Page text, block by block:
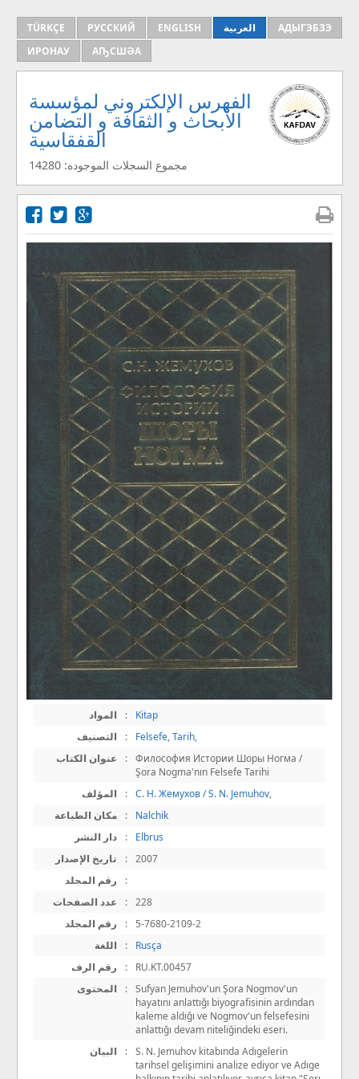
TÜRKÇE РУССКИЙ ENGLISH العربية
АДЫГЭБЗЭ
ИРОНАУ
АҦСШӘА
الفهرس الإلكتروني لمؤسسة
الأبحاث و الثقافة و التضامن
القفقاسية
مجموع السجلات الموجوده: 14280
المواد :
Kitap
التصنيف
: Felsefe,Tarih,
عنوان الكتاب
: Философия Истории Шоры Ногма /
Şora Nogma'nın Felsefe Tarihi
المؤلف
: С. Н. Жемухов / S. N. Jemuhov,
مكان الطباعة
:
Nalchik
دار النشر
:
Elbrus
تاريخ الإصدار
: 2007
رقم المجلد
:
عدد الصفحات
: 228
رقم المجلد
:
5-7680-2109-2
اللغة
:
Rusça
رقم الرف
:
RU.KT.00457
المحتوى
: Sufyan Jemuhov'un Şora Nogmov'un
hayatını anlattığı biyografisinin ardından
kaleme aldığı ve Nogmov'un felsefesini
anlattığı devam niteliğindeki eseri.
البيان
: S. N. Jemuhov kitabında Adıgelerin
tarihsel gelişimini analize ediyor ve Adıge